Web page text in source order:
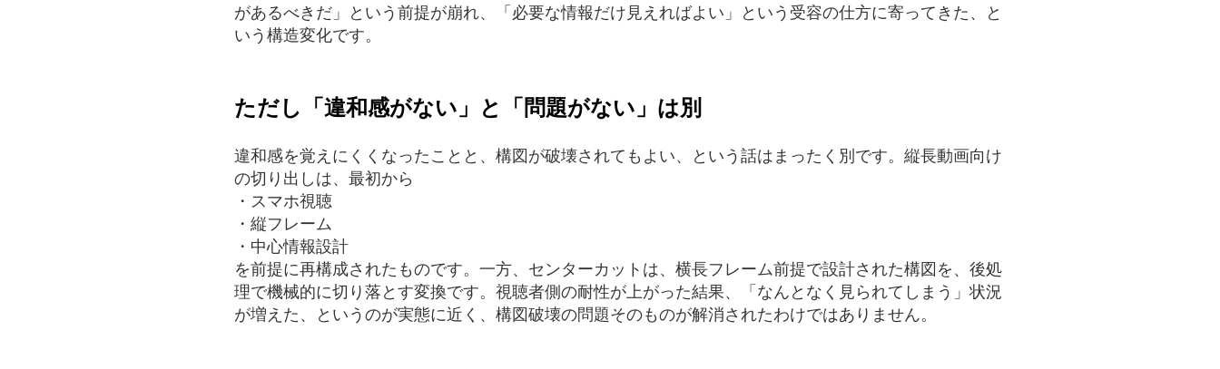
があるべきだ」という前提が崩れ、「必要な情報だけ見えればよい」という受容の仕方に寄ってきた、と
いう構造変化です。
ただし「違和感がない」と「問題がない」は別
違和感を覚えにくくなったことと、構図が破壊されてもよい、という話はまったく別です。縦長動画向け
の切り出しは、最初から
・スマホ視聴
・縦フレーム
・中心情報設計
を前提に再構成されたものです。一方、センターカットは、横長フレーム前提で設計された構図を、後処
理で機械的に切り落とす変換です。視聴者側の耐性が上がった結果、「なんとなく見られてしまう」状況
が増えた、というのが実態に近く、構図破壊の問題そのものが解消されたわけではありません。